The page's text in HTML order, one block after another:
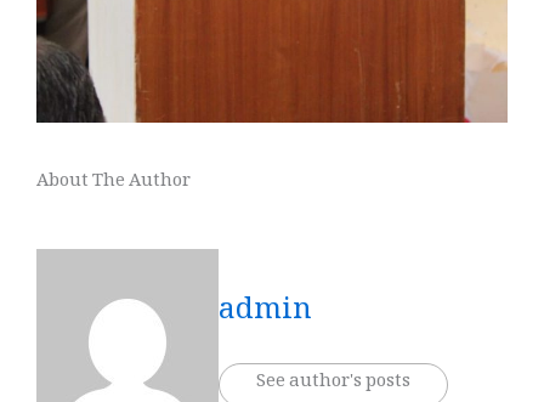
About The Author
admin
See author's posts